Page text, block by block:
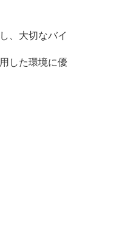
、大切なバイ
した環境に優